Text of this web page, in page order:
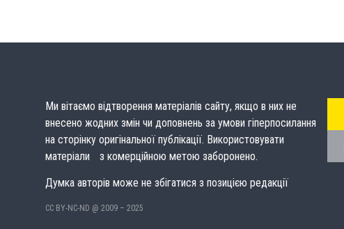
Ми вітаємо відтворення матеріалів сайту, якщо в них не
внесено жодних змін чи доповнень за умови гіперпосилання
на сторінку оригінальної публікації. Використовувати
матеріали з комерційною метою заборонено.
Думка авторів може не збігатися з позицією редакції
CC BY-NC-ND @ 2009 – 2025